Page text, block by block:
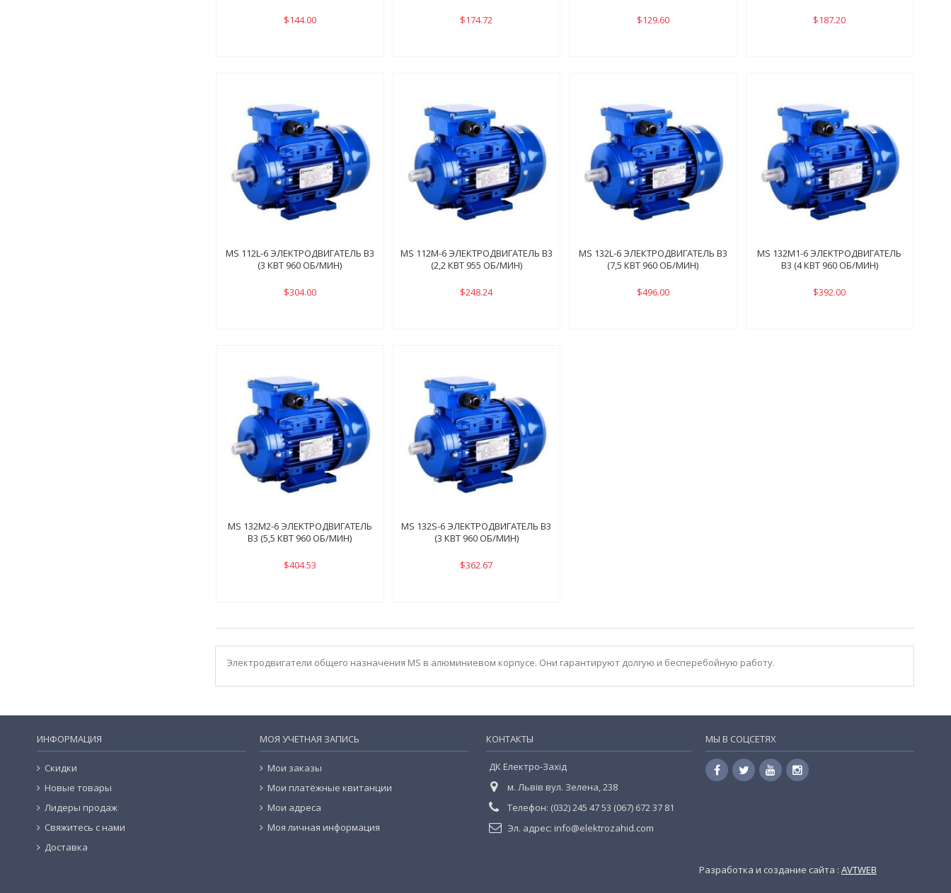
$144.00 $174.72 $129.60 $187.20
MS 112L-6 ЭЛЕКТРОДВИГАТЕЛЬ B3
(3 КВТ 960 ОБ/МИН)
$304.00
MS 112M-6 ЭЛЕКТРОДВИГАТЕЛЬ B3
(2,2 КВТ 955 ОБ/МИН)
$248.24
MS 132L-6 ЭЛЕКТРОДВИГАТЕЛЬ B3
(7,5 КВТ 960 ОБ/МИН)
$496.00
MS 132M1-6 ЭЛЕКТРОДВИГАТЕЛЬ
B3 (4 КВТ 960 ОБ/МИН)
$392.00
MS 132M2-6 ЭЛЕКТРОДВИГАТЕЛЬ
B3 (5,5 КВТ 960 ОБ/МИН)
$404.53
MS 132S-6 ЭЛЕКТРОДВИГАТЕЛЬ B3
(3 КВТ 960 ОБ/МИН)
$362.67
Электродвигатели общего назначения MS в алюминиевом корпусе. Они гарантируют долгую и бесперебойную работу.
ИНФОРМАЦИЯ
Скидки
Новые товары
Лидеры продаж
Свяжитесь с нами
Доставка
МОЯ УЧЕТНАЯ ЗАПИСЬ
Мои заказы
Мои платёжные квитанции
Мои адреса
Моя личная информация
КОНТАКТЫ
ДК Електро-Захід
м. Львів вул. Зелена, 238
Телефон: (032) 245 47 53 (067) 672 37 81
Эл. адрес: info@elektrozahid.com
МЫ В СОЦСЕТЯХ
Разработка и создание сайта : AVTWEB